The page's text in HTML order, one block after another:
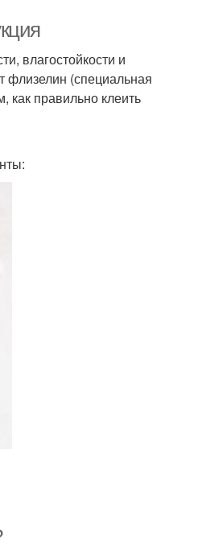
влагостойкости и
флизелин (специальная
как правильно клеить